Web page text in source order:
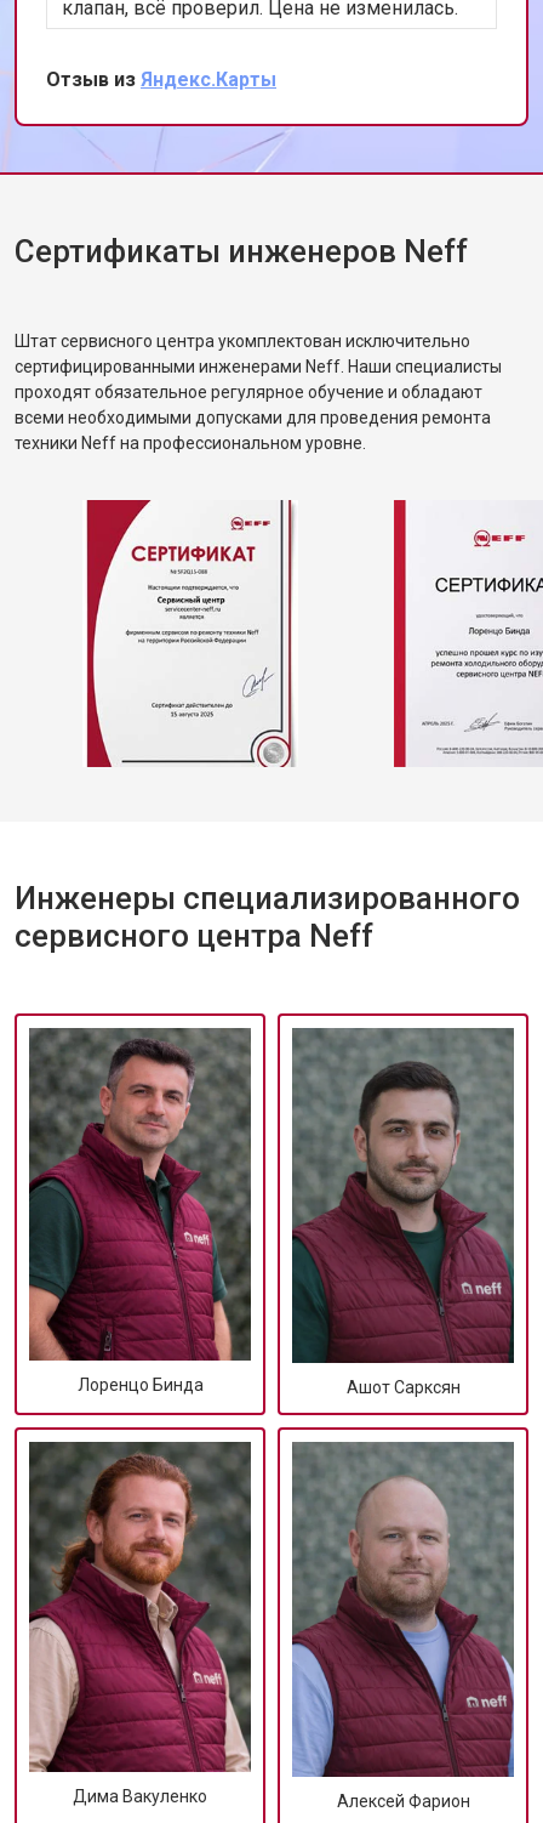
клапан, всё проверил. Цена не изменилась.
Теперь работает лучше, чем когда покупали.
Сохранил номер, всем уже разослал.
Отзыв из Яндекс.Карты
Сертификаты инженеров Neff
Штат сервисного центра укомплектован исключительно
сертифицированными инженерами Neff. Наши специалисты
проходят обязательное регулярное обучение и обладают
всеми необходимыми допусками для проведения ремонта
техники Neff на профессиональном уровне.
Инженеры специализированного
сервисного центра Neff
Лоренцо Бинда Ашот Сарксян
Дима Вакуленко Алексей Фарион